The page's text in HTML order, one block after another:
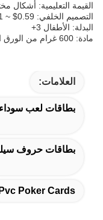
القيمة التعليمية: أشكال
التصميم الخلفي: 0.59$ ~ 1$59
البدلة: الأطفال 3+
مادة: 600 غرام من الورق المطلي
العلامات:
بطاقات لعب سوداء
بطاقات حروف
Pvc Poker Cards